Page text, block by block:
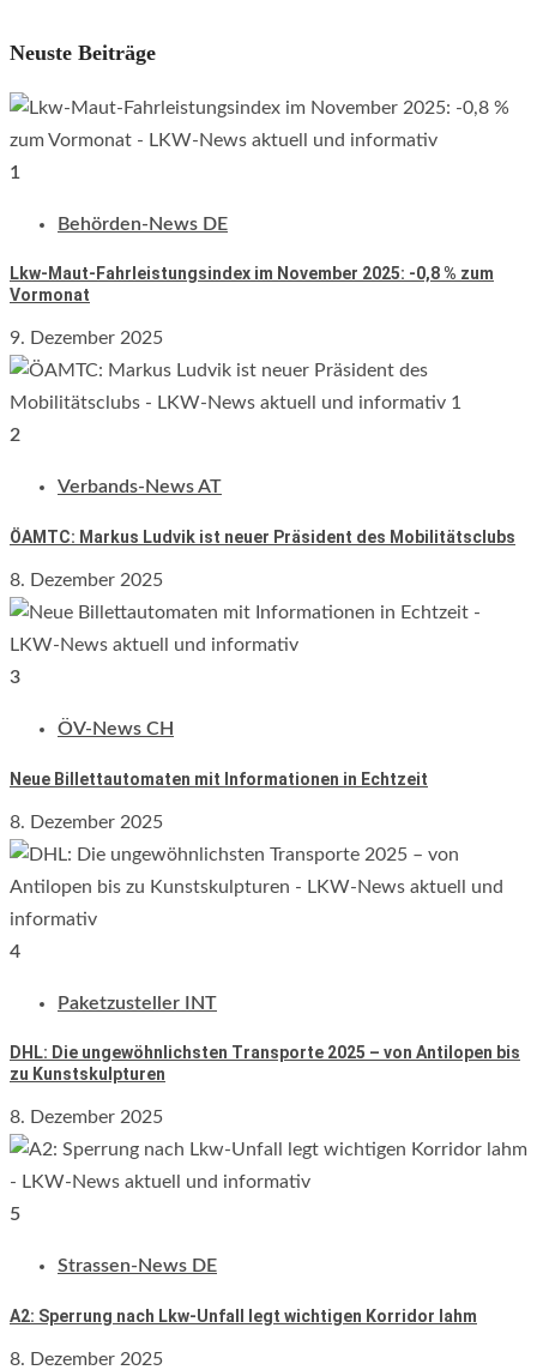
Neuste Beiträge
1
Behörden-News DE
Lkw-Maut-Fahrleistungsindex im November 2025: -0,8 % zum
Vormonat
9. Dezember 2025
2
Verbands-News AT
ÖAMTC: Markus Ludvik ist neuer Präsident des Mobilitätsclubs
8. Dezember 2025
3
ÖV-News CH
Neue Billettautomaten mit Informationen in Echtzeit
8. Dezember 2025
4
Paketzusteller INT
DHL: Die ungewöhnlichsten Transporte 2025 – von Antilopen bis
zu Kunstskulpturen
8. Dezember 2025
5
Strassen-News DE
A2: Sperrung nach Lkw-Unfall legt wichtigen Korridor lahm
8. Dezember 2025